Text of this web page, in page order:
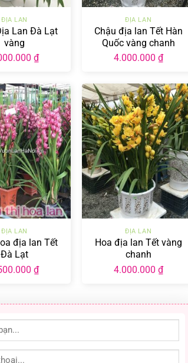
ĐỊA LAN
Lan Đà Lạt
vàng
₫
ĐỊA LAN
Chậu địa lan Tết Hàn
Quốc vàng chanh
4.000.000 ₫
ĐỊA LAN
địa lan Tết
Đà Lạt
₫
+
ĐỊA LAN
Hoa địa lan Tết vàng
chanh
4.000.000 ₫